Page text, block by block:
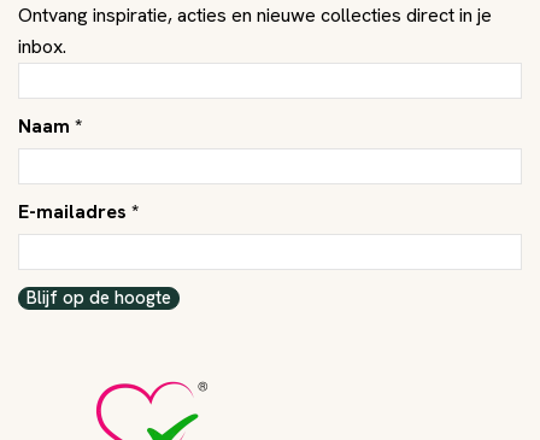
Ontvang inspiratie, acties en nieuwe collecties direct in je
inbox.
Naam *
E-mailadres *
Blijf op de hoogte